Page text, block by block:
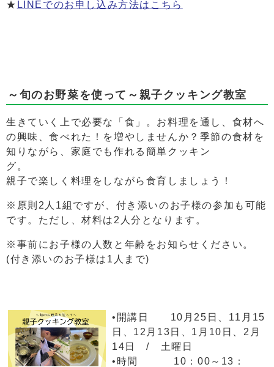
★ LINEでのお申し込み方法はこちら
～旬のお野菜を使って～親子クッキング教室
生きていく上で必要な「食」。お料理を通し、食材へ
の興味、食べれた！を増やしませんか？季節の食材を
知りながら、家庭でも作れる簡単クッキン
グ
親子で楽しく料理をしながら食育しましょう！
※原則2人1組ですが、付き添いのお子様の参加も可能
です。ただし、材料は2人分となります。
※事前にお子様の人数と年齢をお知らせください。
(付き添いのお子様は1人まで)
•開講日 10月25日、11月15
日、12月13日、1月10日、2月
14日 / 土曜日
•時間 10：00～13：